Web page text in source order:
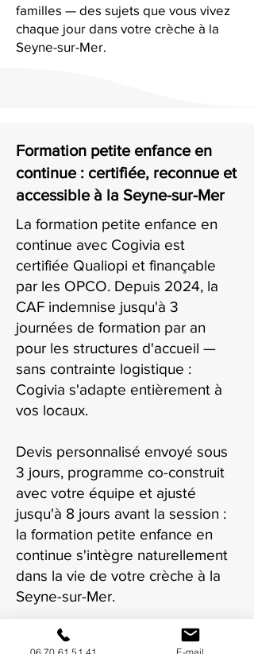
familles — des sujets que vous vivez
chaque jour dans votre crèche à la
Seyne-sur-Mer.
Formation petite enfance en
continue : certifiée, reconnue et
accessible à la Seyne-sur-Mer
La formation petite enfance en
continue avec Cogivia est
certifiée Qualiopi et finançable
par les OPCO. Depuis 2024, la
CAF indemnise jusqu'à 3
journées de formation par an
pour les structures d'accueil —
sans contrainte logistique :
Cogivia s'adapte entièrement à
vos locaux.
Devis personnalisé envoyé sous
3 jours, programme co-construit
avec votre équipe et ajusté
jusqu'à 8 jours avant la session :
la formation petite enfance en
continue s'intègre naturellement
dans la vie de votre crèche à la
Seyne-sur-Mer.
06 70 61 51 41 E-mail